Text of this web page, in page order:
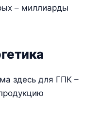
– миллиарды
здесь для ГПК –